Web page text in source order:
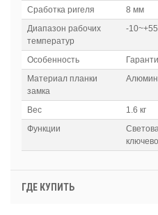
Сработка ригеля
8 мм
Диапазон рабочих
температур
-
Особенность
Материал планки
замка
Вес
1.6 кг
Функции
ГДЕ КУПИТЬ